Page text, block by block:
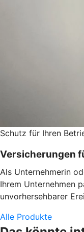
Schutz für Ihren
Versicherungen
Als Unternehmerin
Ihrem Unternehmen
unvorhersehbarer
Alle Produkte